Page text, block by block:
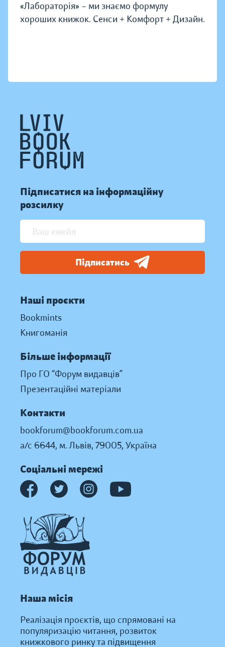
«Лабораторія» – ми знаємо формулу
хороших книжок. Сенси + Комфорт + Дизайн.
Підписатися на інформаційну
розсилку
Підписатись
Наші проєкти
Bookmints
Книгоманія
Більше інформації
Про ГО “Форум видавців”
Презентаційні матеріали
Контакти
bookforum@bookforum.com.ua
а/с 6644, м. Львів, 79005, Україна
Соціальні мережі
Наша місія
Реалізація проєктів, що спрямовані на
популяризацію читання, розвиток
книжкового ринку та підвищення